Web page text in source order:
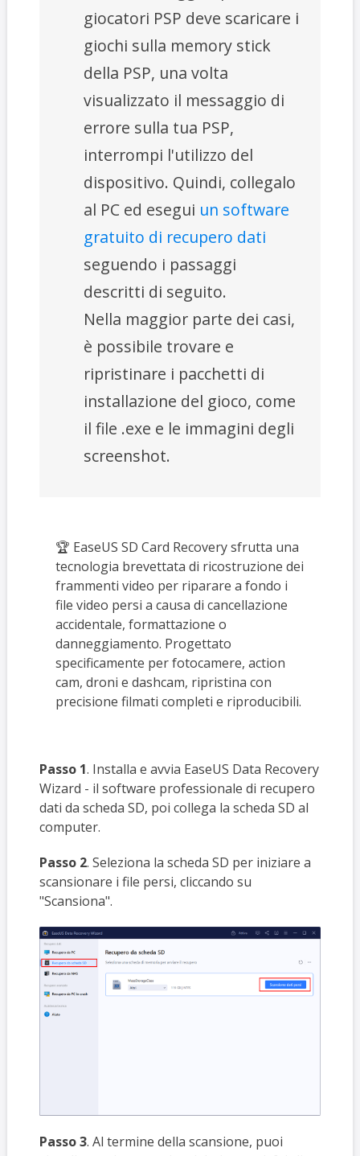
giocatori PSP deve scaricare i
giochi sulla memory stick
della PSP, una volta
visualizzato il messaggio di
errore sulla tua PSP,
interrompi l'utilizzo del
dispositivo. Quindi, collegalo
al PC ed esegui un software
gratuito di recupero dati
seguendo i passaggi
descritti di seguito.
Nella maggior parte dei casi,
è possibile trovare e
ripristinare i pacchetti di
installazione del gioco, come
il file .exe e le immagini degli
screenshot.
🏆 EaseUS SD Card Recovery sfrutta una
tecnologia brevettata di ricostruzione dei
frammenti video per riparare a fondo i
file video persi a causa di cancellazione
accidentale, formattazione o
danneggiamento. Progettato
specificamente per fotocamere, action
cam, droni e dashcam, ripristina con
precisione filmati completi e riproducibili.
Passo 1. Installa e avvia EaseUS Data Recovery
Wizard - il software professionale di recupero
dati da scheda SD, poi collega la scheda SD al
computer.
Passo 2. Seleziona la scheda SD per iniziare a
scansionare i file persi, cliccando su
"Scansiona".
Passo 3. Al termine della scansione, puoi